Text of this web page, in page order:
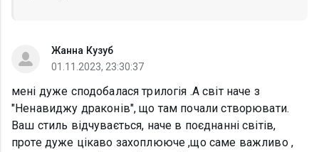
Жанна Кузуб
01.11.2023, 23:30:37
мені дуже сподобалася трилогія .А світ наче з
"Ненавиджу драконів", що там почали створювати.
Ваш стиль відчувається, наче в поєднанні світів,
проте дуже цікаво захоплююче ,що саме важливо ,